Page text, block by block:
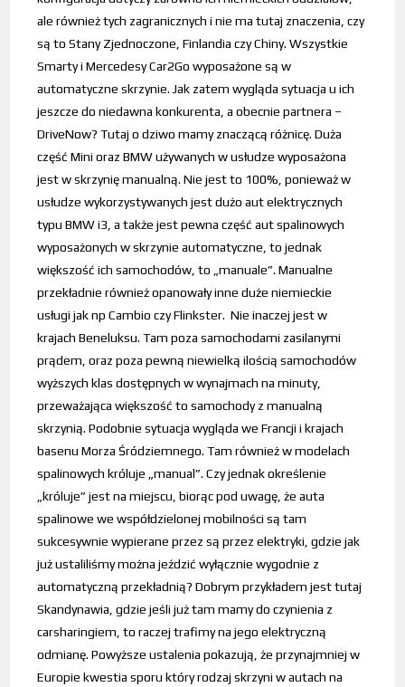
ale również tych zagranicznych i nie ma tutaj znaczenia, czy
są to Stany Zjednoczone, Finlandia czy Chiny. Wszystkie
Smarty i Mercedesy Car2Go wyposażone są w
automatyczne skrzynie. Jak zatem wygląda sytuacja u ich
jeszcze do niedawna konkurenta, a obecnie partnera –
DriveNow? Tutaj o dziwo mamy znaczącą różnicę. Duża
część Mini oraz BMW używanych w usłudze wyposażona
jest w skrzynię manualną. Nie jest to 100%, ponieważ w
usłudze wykorzystywanych jest dużo aut elektrycznych
typu BMW i3, a także jest pewna część aut spalinowych
wyposażonych w skrzynie automatyczne, to jednak
większość ich samochodów, to „manuale”. Manualne
przekładnie również opanowały inne duże niemieckie
usługi jak np Cambio czy Flinkster. Nie inaczej jest w
krajach Beneluksu. Tam poza samochodami zasilanymi
prądem, oraz poza pewną niewielką ilością samochodów
wyższych klas dostępnych w wynajmach na minuty,
przeważająca większość to samochody z manualną
skrzynią. Podobnie sytuacja wygląda we Francji i krajach
basenu Morza Śródziemnego. Tam również w modelach
spalinowych króluje „manual”. Czy jednak określenie
„króluje” jest na miejscu, biorąc pod uwagę, że auta
spalinowe we współdzielonej mobilności są tam
sukcesywnie wypierane przez są przez elektryki, gdzie jak
już ustaliliśmy można jeździć wyłącznie wygodnie z
automatyczną przekładnią? Dobrym przykładem jest tutaj
Skandynawia, gdzie jeśli już tam mamy do czynienia z
carsharingiem, to raczej trafimy na jego elektryczną
odmianę. Powyższe ustalenia pokazują, że przynajmniej w
Europie kwestia sporu który rodzaj skrzyni w autach na